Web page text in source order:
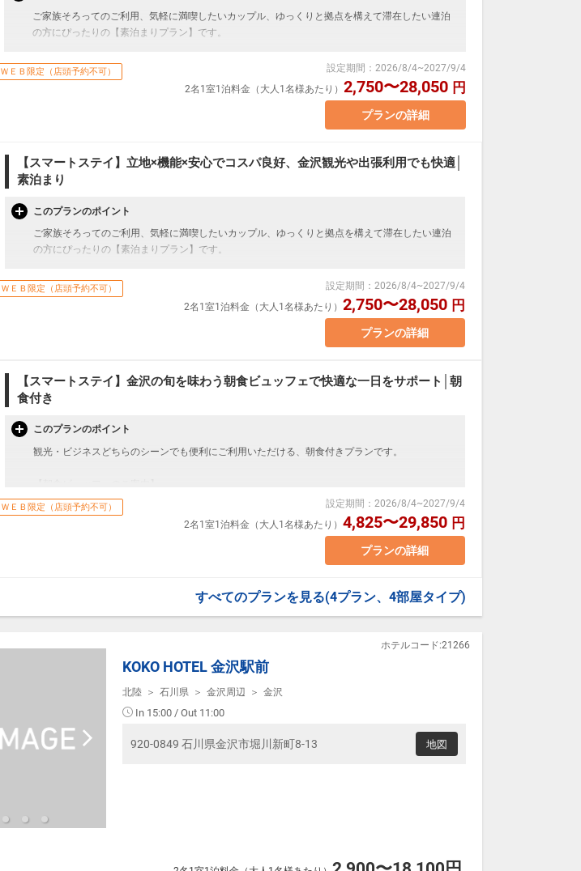
ご家族そろってのご利用、気軽に満喫したいカップル、ゆっくりと拠点を構えて滞在したい連泊
の方にぴったりの【素泊まりプラン】です。
【客室の魅力】
高品質ベッドを採用し、連泊でも疲れを残しにくい快適な寝心地を実現。
浴室には広めのバスタブをご用意し、観光や移動で疲れた体をしっかり癒やせます。
コンパクトながら機能性を重視した客室で、カップルのご旅行はもちろん、家族での滞在や連泊
【館内サービス】
・荷物預かりサービス
・電子レンジ
・ウォーターサーバー
※フロントで無料レンタル可能（数に限りあり）
・近江町市場まで徒歩3分
・金沢城公園まで徒歩10分（バス約5分）
・JR金沢駅から徒歩15分
・ひがし茶屋街まで徒歩20分（バス約15分）
・小松空港から空港リムジンバスで「武蔵ヶ辻・近江町市場」下車徒歩3分
・市場で楽しむ海鮮丼や冬の味覚「加能ガニ」「香箱ガニ」
・四季の彩りにあふれる兼六園（冬は雪吊りの名所）
・現代アートが魅力の21世紀美術館
・石畳が美しいひがし茶屋街の街並み
・一人旅では気軽に、カップルや女子旅では立地を生かして効率的に観光
・観光、ビジネスの拠点をじっくり構えたい連泊利用に
・家族みんなで金沢観光を楽しみたいご旅行に
ＷＥＢ限定（店頭予約不可） 設定期間 ： 2026/8/4~2027/9/4
2名1室1泊料金（大人1名様あたり） 2,750〜28,050 円
プランの詳細
【スマートステイ】立地×機能×安心でコスパ良好、金沢観光や出張利用でも快適│
素泊まり
このプランのポイント
ご家族そろってのご利用、気軽に満喫したいカップル、ゆっくりと拠点を構えて滞在したい連泊
の方にぴったりの【素泊まりプラン】です。
【客室の魅力】
高品質ベッドを採用し、連泊でも疲れを残しにくい快適な寝心地を実現。
浴室には広めのバスタブをご用意し、観光や移動で疲れた体をしっかり癒やせます。
コンパクトながら機能性を重視した客室で、カップルのご旅行はもちろん、家族での滞在や連泊
【館内サービス】
・荷物預かりサービス
・ウォーターサーバー
※フロントで無料レンタル可能（数に限りあり）
・金沢城公園まで徒歩10分（バス約5分）
・兼六園まで徒歩15分（バス約8分）
・ひがし茶屋街まで徒歩20分（バス約15分）
・小松空港から空港リムジンバスで「武蔵ヶ辻・近江町市場」下車徒歩3分
・学会やイベント参加にも便利な立地。
・市場で楽しむ海鮮丼や冬の味覚「加能ガニ」「香箱ガニ」
・現代アートが魅力の21世紀美術館
ＷＥＢ限定（店頭予約不可） 設定期間 ： 2026/8/4~2027/9/4
2名1室1泊料金（大人1名様あたり） 2,750〜28,050 円
プランの詳細
【スマートステイ】金沢の旬を味わう朝食ビュッフェで快適な一日をサポート│朝
食付き
このプランのポイント
観光・ビジネスどちらのシーンでも便利にご利用いただける、朝食付きプランです。
約30種類以上の和洋メニューをご用意したビュッフェ朝食は、その日の気分で選べて連泊のお客
様にもご好評です。
金沢カレーや金沢おでん、ぶりの壺漬けなど、地元料理を心ゆくまでお楽しみいただけます。
利用時間：7:00～10:30（最終入店10:00）
高品質ベッドと広めのバスタブをご用意し、連泊でも疲れを残しにくい快適な寝心地を実現。
高速Wi-Fi完備・遮光カーテンで、静かさと快適さを満喫。
コンパクトながら機能性を重視した客室で、カップルのご旅行はもちろん、家族での滞在や連泊
でのご利用に最適です。
【館内サービス】
・コインランドリー
ＷＥＢ限定（店頭予約不可） 設定期間 ： 2026/8/4~2027/9/4
2名1室1泊料金（大人1名様あたり） 4,825〜29,850 円
プランの詳細
すべてのプランを見る(4プラン、4部屋タイプ)
KOKO HOTEL 金沢駅前
ホテルコード:21266
北陸 石川県 金沢周辺 金沢
In 15:00 / Out 11:00
920-0849 石川県金沢市堀川新町8-13 地図